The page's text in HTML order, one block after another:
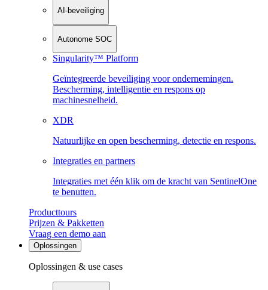
AI-beveiliging
Autonome SOC
Singularity™ Platform
Geïntegreerde beveiliging voor ondernemingen.
Bescherming, intelligentie en respons op
machinesnelheid.
XDR
Natuurlijke en open bescherming, detectie en respons.
Integraties en partners
Integraties met één klik om de kracht van SentinelOne
te benutten.
Producttours
Prijzen & Pakketten
Vraag een demo aan
Oplossingen
Oplossingen & use cases